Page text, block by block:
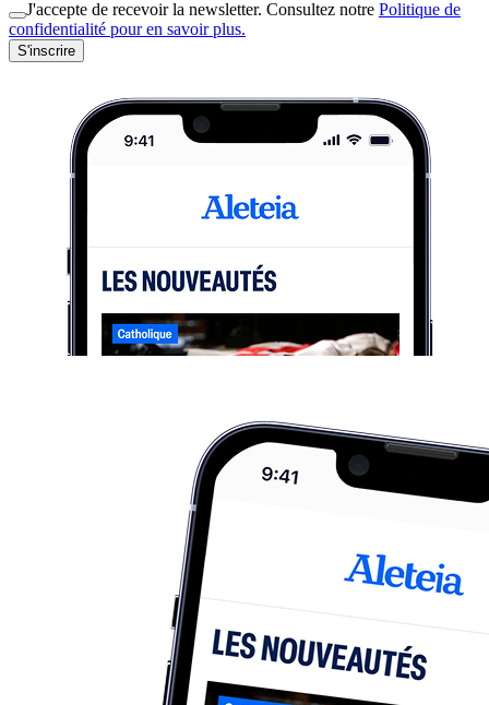
J'accepte de recevoir la newsletter. Consultez notre Politique de
confidentialité pour en savoir plus.
S'inscrire